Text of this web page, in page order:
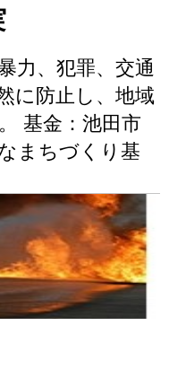
力、犯罪、交通
に防止し、地域
基金：池田市
まちづくり基